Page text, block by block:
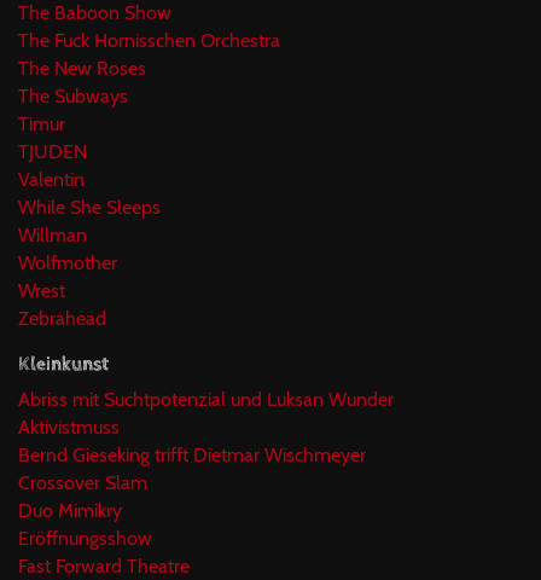
The Baboon Show
The Fuck Hornisschen Orchestra
The New Roses
The Subways
Timur
TJUDEN
Valentin
While She Sleeps
Willman
Wolfmother
Wrest
Zebrahead
Kleinkunst
Abriss mit Suchtpotenzial und Luksan Wunder
Aktivistmuss
Bernd Gieseking trifft Dietmar Wischmeyer
Crossover Slam
Duo Mimikry
Eröffnungsshow
Fast Forward Theatre